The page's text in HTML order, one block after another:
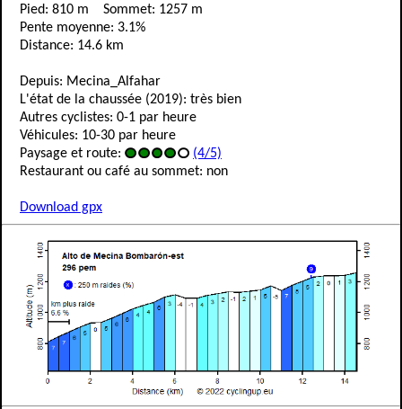
Pied: 810 m Sommet: 1257 m
Pente moyenne: 3.1%
Distance: 14.6 km
Depuis: Mecina_Alfahar
L'état de la chaussée (2019): très bien
Autres cyclistes: 0-1 par heure
Véhicules: 10-30 par heure
Paysage et route:
(4/5)
Restaurant ou café au sommet: non
Download gpx